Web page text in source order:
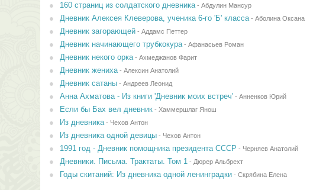
160 страниц из солдатского дневника- Абдулин Мансур
Дневник Алексея Клеверова, ученика 6-го 'Б' класса- Аболина Оксана
Дневник загорающей- Аддамс Петтер
Дневник начинающего трубкокура- Афанасьев Роман
Дневник некого орка- Ахмеджанов Фарит
Дневник жениха- Алексин Анатолий
Дневник сатаны- Андреев Леонид
Анна Ахматова - Из книги 'Дневник моих встреч'- Анненков Юрий
Если бы Бах вел дневник- Хаммершлаг Янош
Из дневника- Чехов Антон
Из дневника одной девицы- Чехов Антон
1991 год - Дневник помощника президента СССР - Черняев Анатолий
Дневники. Письма. Трактаты. Том 1 - Дюрер Альбрехт
Годы скитаний: Из дневника одной ленинградки- Скрябина Елена